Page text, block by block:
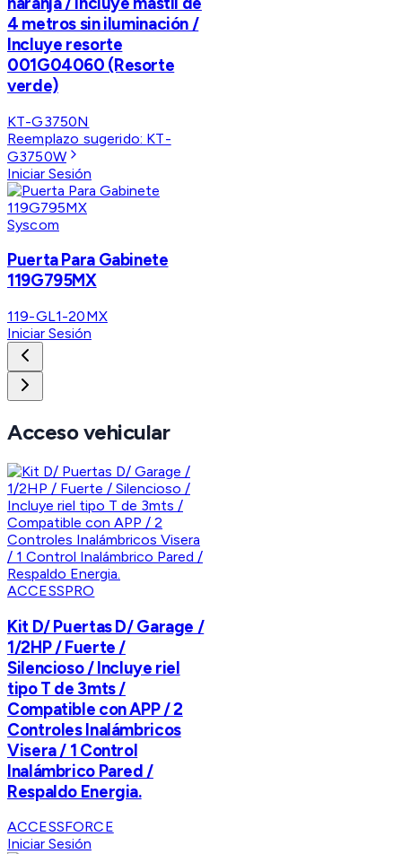
4 metros sin iluminación /
Incluye resorte
001G04060 (Resorte
verde)
KT-G3750N
Reemplazo sugerido: KT-
G3750W
Iniciar Sesión
Syscom
Puerta Para Gabinete
119G795MX
119-GL1-20MX
Iniciar Sesión
Acceso vehicular
ACCESSPRO
Kit D/ Puertas D/ Garage /
1/2HP / Fuerte /
Silencioso / Incluye riel
tipo T de 3mts /
Compatible con APP / 2
Controles Inalámbricos
Visera / 1 Control
Inalámbrico Pared /
Respaldo Energia.
ACCESSFORCE
Iniciar Sesión